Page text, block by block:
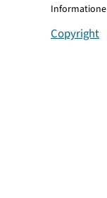
Copyright